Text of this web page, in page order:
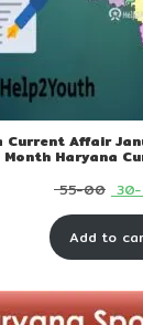
Current Affair
Haryana
55-00
was:
00.
Add to